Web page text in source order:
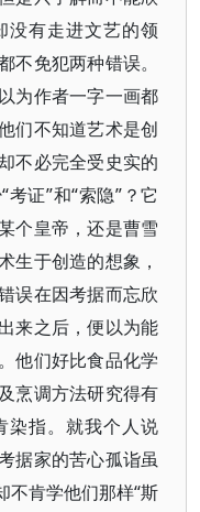
没有走进文艺的领
不免犯两种错误。
为作者一字一画都
们不知道艺术是创
不必完全受史实的
证”和“索隐”？它
个皇帝，还是曹雪
生于创造的想象，
误在因考据而忘欣
来之后，便以为能
他们好比食品化学
烹调方法研究得有
染指。就我个人说
据家的苦心孤诣虽
不肯学他们那样“斯